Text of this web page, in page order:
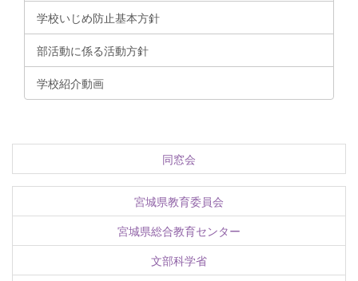
学校いじめ防止基本方針
部活動に係る活動方針
学校紹介動画
同窓会
宮城県教育委員会
宮城県総合教育センター
文部科学省